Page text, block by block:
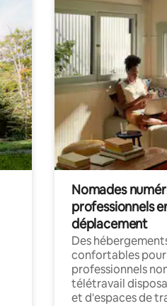
Nomades
professionnels
déplacement
Des
confortables pour
professionnels
télétravail
et d'espaces de